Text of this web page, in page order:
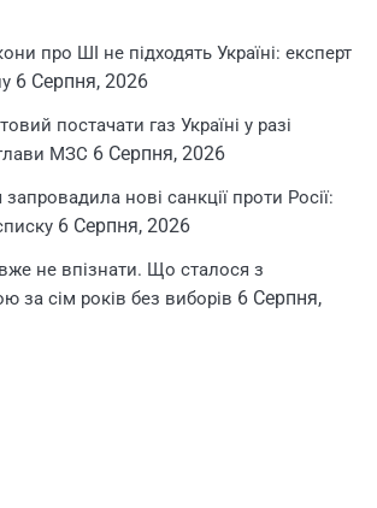
про ШІ не підходять Україні: експерт
6 Серпня, 2026
постачати газ Україні у разі
МЗС 6 Серпня, 2026
нові санкції проти Росії:
6 Серпня, 2026
не впізнати. Що сталося з
за сім років без виборів 6 Серпня,